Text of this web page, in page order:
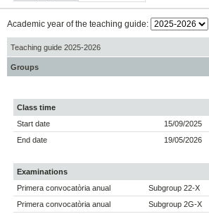
Academic year of the teaching guide:
Teaching guide 2025-2026
Groups
Class time
Start date
15/09/2025
End date
19/05/2026
Examinations
Primera convocatòria anual
Subgroup 22-X
Primera convocatòria anual
Subgroup 2G-X